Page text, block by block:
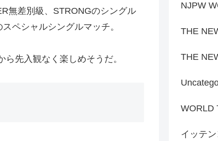
無差別級、STRONGのシングル
ペシャルシングルマッチ。
先入観なく楽しめそうだ。
NJPW
THE
THE
WORLD
イッテ